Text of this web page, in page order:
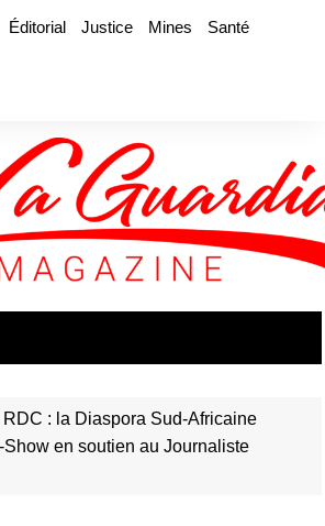
Éditorial Justice Mines
Santé
RDC : la Diaspora Sud-Africaine
Show en soutien au Journaliste